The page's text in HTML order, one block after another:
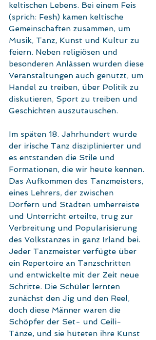
keltischen Lebens. Bei einem Feis
(sprich: Fesh) kamen keltische
Gemeinschaften zusammen, um
Musik, Tanz, Kunst und Kultur zu
feiern. Neben religiösen und
besonderen Anlässen wurden diese
Veranstaltungen auch genutzt, um
Handel zu treiben, über Politik zu
diskutieren, Sport zu treiben und
Geschichten auszutauschen.
Im späten 18. Jahrhundert wurde
der irische Tanz disziplinierter und
es entstanden die Stile und
Formationen, die wir heute kennen.
Das Aufkommen des Tanzmeisters,
eines Lehrers, der zwischen
Dörfern und Städten umherreiste
und Unterricht erteilte, trug zur
Verbreitung und Popularisierung
des Volkstanzes in ganz Irland bei.
Jeder Tanzmeister verfügte über
ein Repertoire an Tanzschritten
und entwickelte mit der Zeit neue
Schritte. Die Schüler lernten
zunächst den Jig und den Reel,
doch diese Männer waren die
Schöpfer der Set- und Ceili-
Tänze, und sie hüteten ihre Kunst